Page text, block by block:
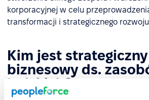
korporacyjnej w celu
transformacji i strategicznego
Kim jest
biznesowy ds.
ludzkich?